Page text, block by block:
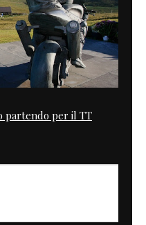
partendo per il TT